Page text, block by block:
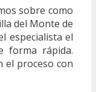
sobre como
del Monte de
especialista el
forma rápida.
el proceso con